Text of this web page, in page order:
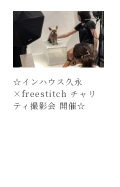
☆インハウス久永
×freestitch チャリ
ティ撮影会 開催☆